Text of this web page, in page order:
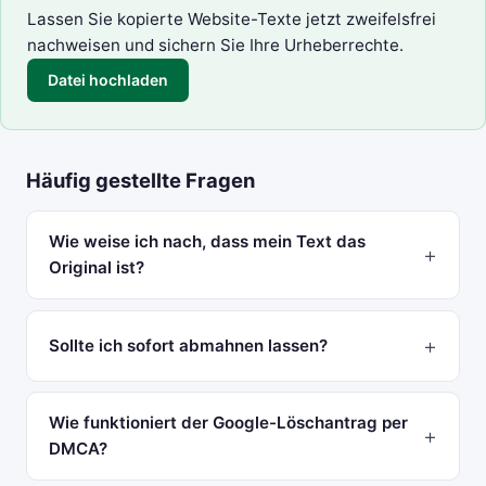
Lassen Sie kopierte Website-Texte jetzt zweifelsfrei
nachweisen und sichern Sie Ihre Urheberrechte.
Datei hochladen
Häufig gestellte Fragen
Wie weise ich nach, dass mein Text das
Original ist?
Sollte ich sofort abmahnen lassen?
Wie funktioniert der Google-Löschantrag per
DMCA?